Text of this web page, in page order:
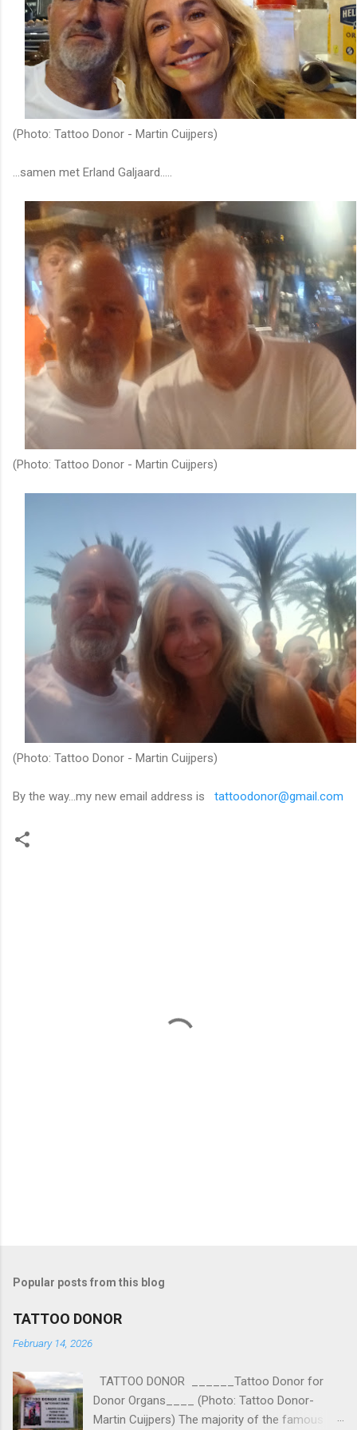
(Photo: Tattoo Donor - Martin Cuijpers)
...samen met Erland Galjaard.....
(Photo: Tattoo Donor - Martin Cuijpers)
(Photo: Tattoo Donor - Martin Cuijpers)
By the way...my new email address is tattoodonor@gmail.com
Popular posts from this blog
TATTOO DONOR
February 14, 2026
TATTOO DONOR ______Tattoo Donor for
Donor Organs____ (Photo: Tattoo Donor-
Martin Cuijpers) The majority of the famous